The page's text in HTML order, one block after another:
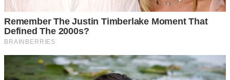
เข้าเกียร์ที่เกียร์ P ก่อน จากนั้นทำการดึงกุญแจออก เมื่อดึง
กุญแจออกมาแล้ว ให้กดปุ่ม Shift Lock เพื่อดันเกียร์ให้ไปอยู่ที่
เกียร์ N ได้ เพียงเท่านี้ รถเราก็จะสามารถเลื่อนได้ และอยู่ใน
โหมดเกียร์ว่าง